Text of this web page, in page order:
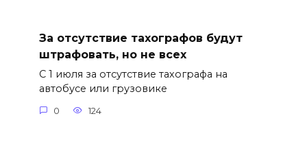
За отсутствие тахографов будут
штрафовать, но не всех
С 1 июля за отсутствие тахографа на
автобусе или грузовике
0 124